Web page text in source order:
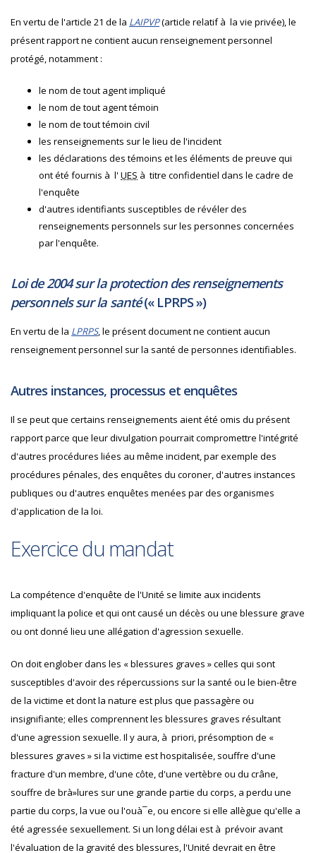
En vertu de l'article 21 de la LAIPVP(article relatif à la vie privée), le
présent rapport ne contient aucun renseignement personnel
protégé, notamment :
le nom de tout agent impliqué
le nom de tout agent témoin
le nom de tout témoin civil
les renseignements sur le lieu de l'incident
les déclarations des témoins et les éléments de preuve qui
ont été fournis à l' UES à titre confidentiel dans le cadre de
l'enquête
d'autres identifiants susceptibles de révéler des
renseignements personnels sur les personnes concernées
par l'enquête.
Loi de 2004 sur la protection des renseignements
personnels sur la santé(« LPRPS»)
En vertu de la LPRPS, le présent document ne contient aucun
renseignement personnel sur la santé de personnes identifiables.
Autres instances, processus et enquêtes
Il se peut que certains renseignements aient été omis du présent
rapport parce que leur divulgation pourrait compromettre l'intégrité
d'autres procédures liées au même incident, par exemple des
procédures pénales, des enquêtes du coroner, d'autres instances
publiques ou d'autres enquêtes menées par des organismes
d'application de la loi.
Exercice du mandat
La compétence d'enquête de l'Unité se limite aux incidents
impliquant la police et qui ont causé un décès ou une blessure grave
ou ont donné lieu une allégation d'agression sexuelle.
On doit englober dans les « blessures graves » celles qui sont
susceptibles d'avoir des répercussions sur la santé ou le bien-être
de la victime et dont la nature est plus que passagère ou
insignifiante; elles comprennent les blessures graves résultant
d'une agression sexuelle. Il y aura, à priori, présomption de «
blessures graves » si la victime est hospitalisée, souffre d'une
fracture d'un membre, d'une côte, d'une vertèbre ou du crâne,
souffre de brà»lures sur une grande partie du corps, a perdu une
partie du corps, la vue ou l'ouà¯e, ou encore si elle allègue qu'elle a
été agressée sexuellement. Si un long délai est à prévoir avant
l'évaluation de la gravité des blessures, l'Unité devrait en être